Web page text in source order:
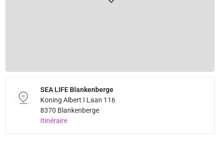
SEA LIFE Blankenberge
Koning Albert I Laan 116
8370 Blankenberge
Itinéraire